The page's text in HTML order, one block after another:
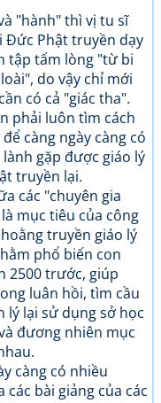
"hành" thì vị tu sĩ
Đức Phật truyền dạy
tập tấm lòng "từ bi
do vậy chỉ mới
có cả "giác tha".
phải luôn tìm cách
càng ngày càng có
gặp được giáo lý
truyền lại.
các "chuyên gia
mục tiêu của công
truyền giáo lý
phổ biến con
2500 trước, giúp
luân hồi, tìm cầu
lý lại sử dụng sở học
đương nhiên mục
càng có nhiều
bài giảng của các